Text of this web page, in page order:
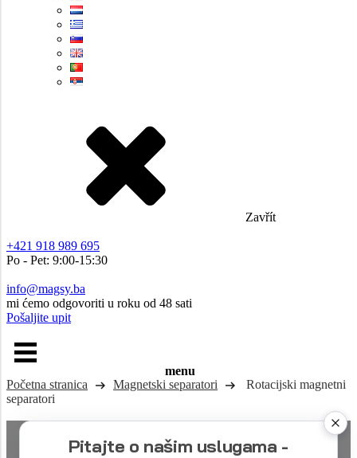
Zavřít
+421 918 989 695
Po - Pet: 9:00-15:30
info@magsy.ba
mi ćemo odgovoriti u roku od 48 sati
Pošaljite upit
menu
Početna stranica
Magnetski separatori
Rotacijski magnetni
separatori
Pitajte o našim uslugama -